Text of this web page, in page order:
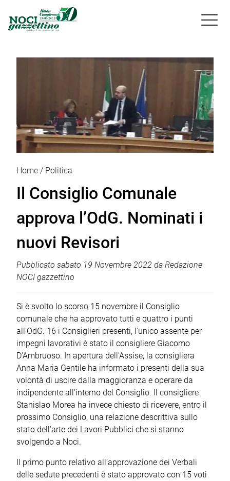

Home Politica
Il Consiglio Comunale
approva l’OdG. Nominati i
nuovi Revisori
Pubblicato sabato 19 Novembre 2022 da Redazione
NOCI gazzettino
Si è svolto lo scorso 15 novembre il Consiglio
comunale che ha approvato tutti e quattro i punti
all'OdG. 16 i Consiglieri presenti, l'unico assente per
impegni lavorativi è stato il consigliere Giacomo
D'Ambruoso. In apertura dell'Assise, la consigliera
Anna Maria Gentile ha informato i presenti della sua
volontà di uscire dalla maggioranza e operare da
indipendente all’interno del Consiglio. Il consigliere
Stanislao Morea ha invece chiesto di ricevere, entro il
prossimo Consiglio, una relazione descrittiva sullo
stato dell'arte dei Lavori Pubblici che si stanno
svolgendo a Noci.
Il primo punto relativo all’approvazione dei Verbali
delle sedute precedenti è stato approvato con 15 voti